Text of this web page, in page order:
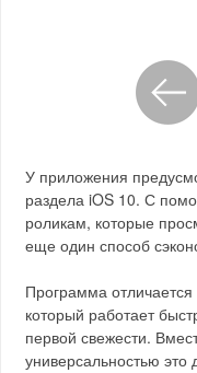
У приложения
раздела iOS 10. С
роликам, которые
еще один способ
Программа
который работает
первой свежести.
универсальностью